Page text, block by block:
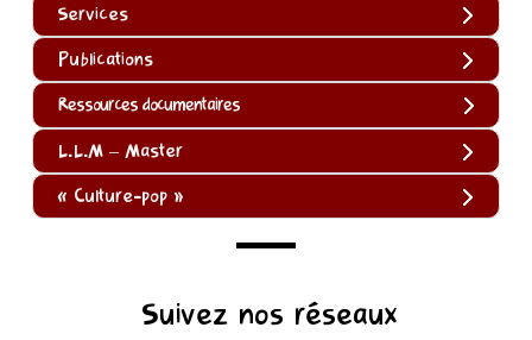
Services
Publications
Ressources documentaires
L.L.M – Master
« Culture-pop »
Suivez nos réseaux